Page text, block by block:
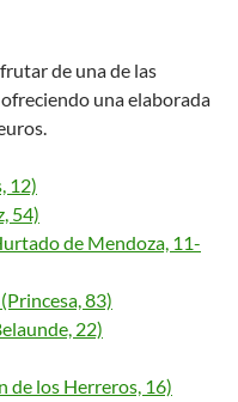
de una de las
ofreciendo una elaborada
12)
54)
de Mendoza, 11-
83)
22)
de los Herreros, 16)